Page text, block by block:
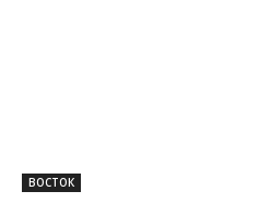
ВОСТОК